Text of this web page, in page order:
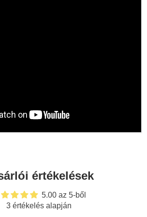
értékelések
5.00 az 5-ből
3 értékelés alapján